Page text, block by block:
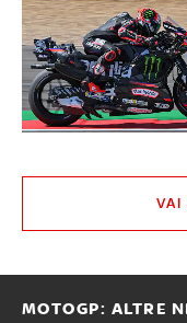
VAI
MOTOGP: ALTRE